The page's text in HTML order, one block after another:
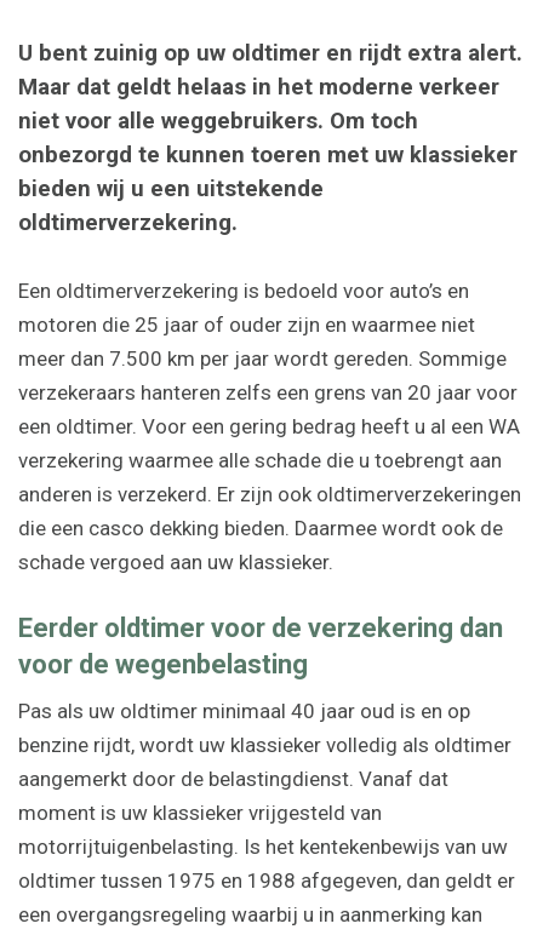
U bent zuinig op uw oldtimer en rijdt extra alert.
Maar dat geldt helaas in het moderne verkeer
niet voor alle weggebruikers. Om toch
onbezorgd te kunnen toeren met uw klassieker
bieden wij u een uitstekende
oldtimerverzekering.
Een oldtimerverzekering is bedoeld voor auto’s en
motoren die 25 jaar of ouder zijn en waarmee niet
meer dan 7.500 km per jaar wordt gereden. Sommige
verzekeraars hanteren zelfs een grens van 20 jaar voor
een oldtimer. Voor een gering bedrag heeft u al een WA
verzekering waarmee alle schade die u toebrengt aan
anderen is verzekerd. Er zijn ook oldtimerverzekeringen
die een casco dekking bieden. Daarmee wordt ook de
schade vergoed aan uw klassieker.
Eerder oldtimer voor de verzekering dan
voor de wegenbelasting
Pas als uw oldtimer minimaal 40 jaar oud is en op
benzine rijdt, wordt uw klassieker volledig als oldtimer
aangemerkt door de belastingdienst. Vanaf dat
moment is uw klassieker vrijgesteld van
motorrijtuigenbelasting. Is het kentekenbewijs van uw
oldtimer tussen 1975 en 1988 afgegeven, dan geldt er
een overgangsregeling waarbij u in aanmerking kan